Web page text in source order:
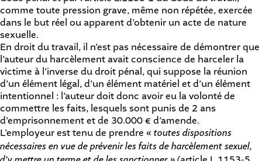
comme toute pression grave, même non répétée, exercée
dans le but réel ou apparent d’obtenir un acte de nature
sexuelle.
En droit du travail, il n’est pas nécessaire de démontrer que
l’auteur du harcèlement avait conscience de harceler la
victime à l’inverse du droit pénal, qui suppose la réunion
d’un élément légal, d’un élément matériel et d’un élément
intentionnel : l’auteur doit donc avoir eu la volonté de
commettre les faits, lesquels sont punis de 2 ans
d’emprisonnement et de 30.000 € d’amende.
L’employeur est tenu de prendre « toutes dispositions
nécessaires en vue de prévenir les faits de harcèlement sexuel,